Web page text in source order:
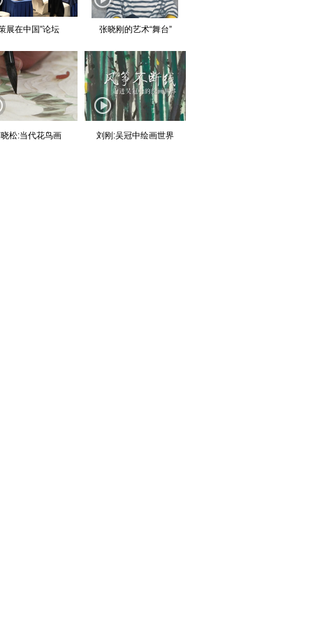
展在中国”论坛 张晓刚的艺术“舞台”
松:当代花鸟画 刘刚:吴冠中绘画世界